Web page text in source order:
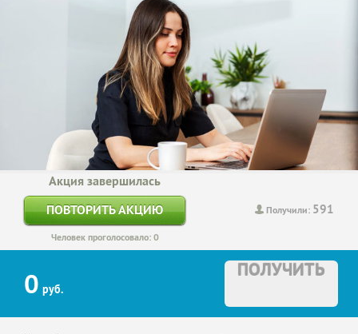
Получили: 591
Акция завершилась
ПОВТОРИТЬ АКЦИЮ
Человек проголосовало: 0
0 руб.
ПОЛУЧИТЬ